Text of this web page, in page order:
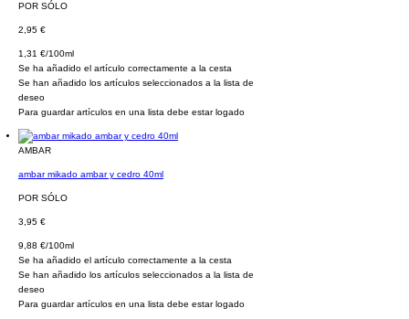
POR SÓLO
2,95 €
1,31 €/100ml
Se ha añadido el artículo correctamente a la cesta
Se han añadido los artículos seleccionados a la lista de
deseo
Para guardar artículos en una lista debe estar logado
AMBAR
ambar mikado ambar y cedro 40ml
POR SÓLO
3,95 €
9,88 €/100ml
Se ha añadido el artículo correctamente a la cesta
Se han añadido los artículos seleccionados a la lista de
deseo
Para guardar artículos en una lista debe estar logado